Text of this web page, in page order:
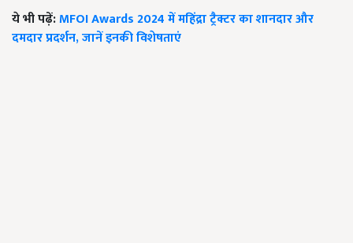
ये भी पढ़ें:MFOI Awards 2024 में महिंद्रा ट्रैक्टर का शानदार और
दमदार प्रदर्शन, जानें इनकी विशेषताएं